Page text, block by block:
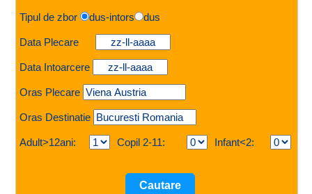
Tipul de zbor dus-intors dus
Data Plecare
Data Intoarcere
Oras Plecare
Oras Destinatie
Adult>12ani: Copil 2-11: Infant<2: